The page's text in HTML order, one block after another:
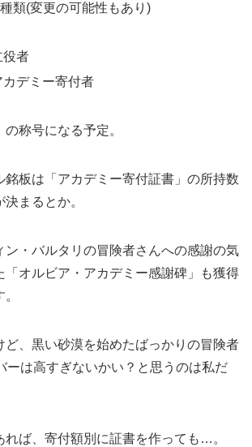
類(変更の可能性もあり)
役者
デミー寄付者
称号になる予定。
銘板は「アカデミー寄付証書」の所持数
まるとか。
ン・バルタリの冒険者さんへの感謝の気
「オルビア・アカデミー感謝碑」も獲得
ど、黒い砂漠を始めたばっかりの冒険者
ーは高すぎないかい？と思うのは私だ
れば、寄付額別に証書を作っても…。